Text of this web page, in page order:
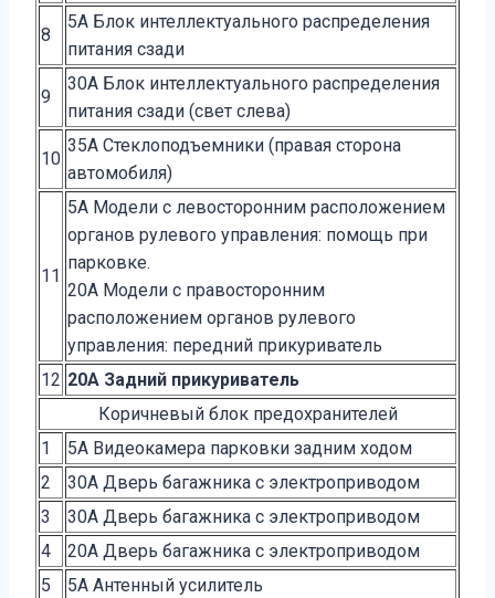
8
5A Блок интеллектуального распределения
питания сзади
9
30A Блок интеллектуального распределения
питания сзади (свет слева)
10
35A Стеклоподъемники (правая сторона
автомобиля)
11
5A Модели с левосторонним расположением
органов рулевого управления: помощь при
парковке.
20A Модели с правосторонним
расположением органов рулевого
управления: передний прикуриватель
12 20A Задний прикуриватель
Коричневый блок предохранителей
1
5A Видеокамера парковки задним ходом
2
30A Дверь багажника с электроприводом
3
30A Дверь багажника с электроприводом
4
20A Дверь багажника с электроприводом
5
5A Антенный усилитель